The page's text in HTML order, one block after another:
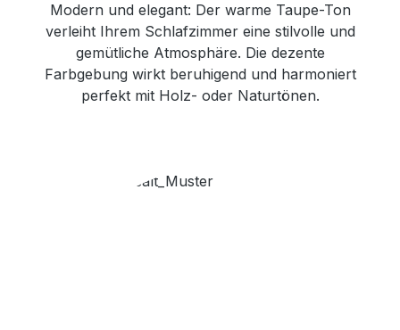
Modern und elegant: Der warme Taupe-Ton
verleiht Ihrem Schlafzimmer eine stilvolle und
gemütliche Atmosphäre. Die dezente
Farbgebung wirkt beruhigend und harmoniert
perfekt mit Holz- oder Naturtönen.